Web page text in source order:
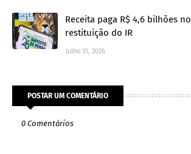
Receita paga R$ 4,6 bilhões
restituição do IR
Julho 31, 2026
POSTAR UM COMENTÁRIO
0 Comentários